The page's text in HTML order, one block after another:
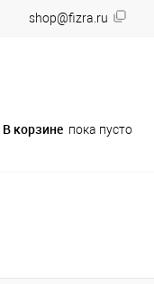
shop@fizra.ru
В корзине пока пусто